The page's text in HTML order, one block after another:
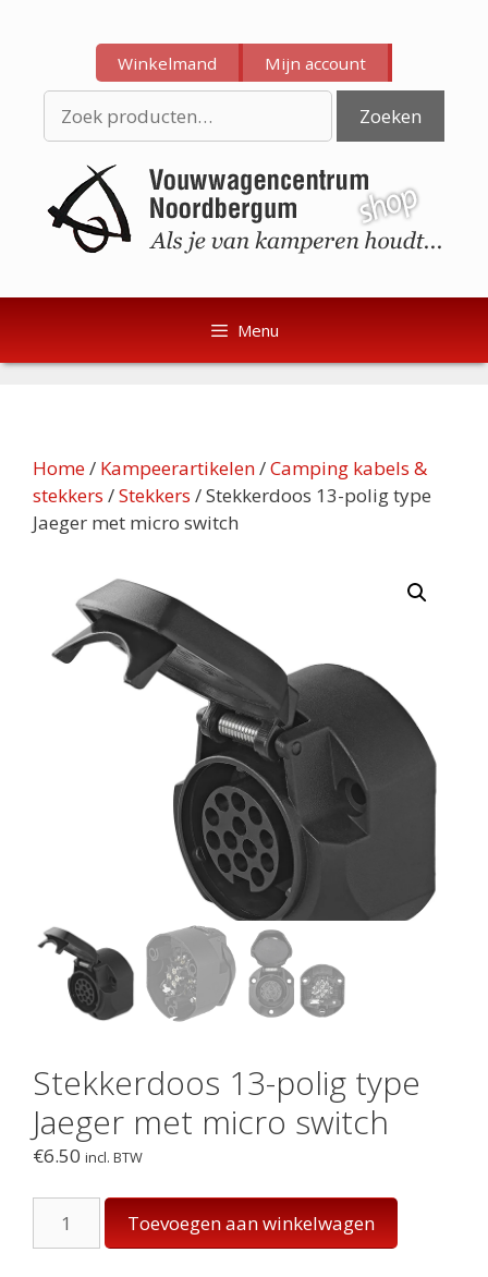
inhoud
inhoud
Winkelmand Mijn account
naar:
Zoeken
Menu
Home/ Kampeerartikelen/Camping kabels &
stekkers /Stekkers / Stekkerdoos 13-polig type
Jaeger met micro switch
Stekkerdoos 13-polig type
Jaeger met micro switch
€6.50 incl. BTW
Stekkerdoos
Toevoegen aan winkelwagen